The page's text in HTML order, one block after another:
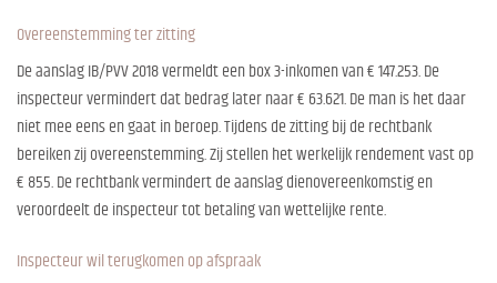
Overeenstemming ter zitting
De aanslag IB/PVV 2018 vermeldt een box 3-inkomen van € 147.253. De
inspecteur vermindert dat bedrag later naar € 63.621. De man is het daar
niet mee eens en gaat in beroep. Tijdens de zitting bij de rechtbank
bereiken zij overeenstemming. Zij stellen het werkelijk rendement vast op
€ 855. De rechtbank vermindert de aanslag dienovereenkomstig en
veroordeelt de inspecteur tot betaling van wettelijke rente.
Inspecteur wil terugkomen op afspraak